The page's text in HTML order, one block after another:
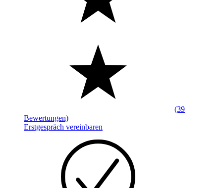
(39
Bewertungen)
Erstgespräch vereinbaren